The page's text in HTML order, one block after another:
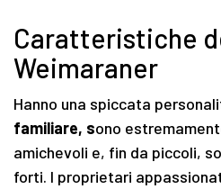
Caratteristiche
Weimaraner
Hanno una spiccata
familiare, sono
amichevoli e, fin da piccoli,
forti. I proprietari